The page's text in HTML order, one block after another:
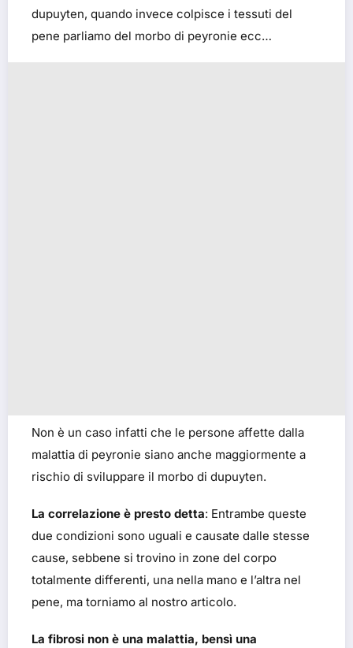
dupuyten, quando invece colpisce i tessuti del
pene parliamo del morbo di peyronie ecc…
Non è un caso infatti che le persone affette dalla
malattia di peyronie siano anche maggiormente a
rischio di sviluppare il morbo di dupuyten.
La correlazione è presto detta: Entrambe queste
due condizioni sono uguali e causate dalle stesse
cause, sebbene si trovino in zone del corpo
totalmente differenti, una nella mano e l’altra nel
pene, ma torniamo al nostro articolo.
La fibrosi non è una malattia, bensì una